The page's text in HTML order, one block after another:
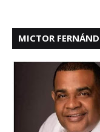
MICTOR